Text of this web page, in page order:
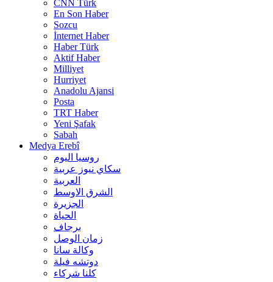
CNN Türk
En Son Haber
Sozcu
İnternet Haber
Haber Türk
Aktif Haber
Milliyet
Hurriyet
Anadolu Ajansi
Posta
TRT Haber
Yeni Şafak
Sabah
Medya Erebî
روسیا الیوم
سكاي نيوز عربية
العربية
الشرق الاوسط
الجزيرة
الحیاة
برجاف
زمان الوصل
وکالة سانا
دوتشه فیلة
کلنا شرکاء